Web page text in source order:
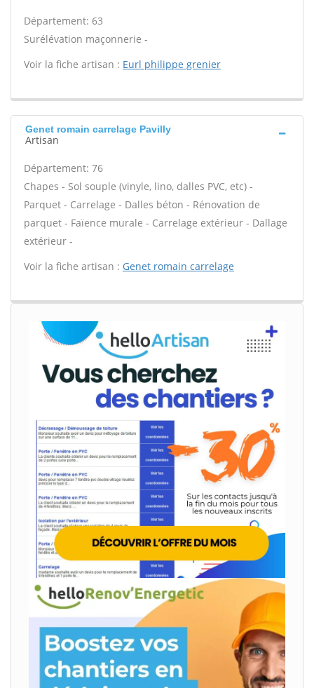
Département: 63
Surélévation maçonnerie -
Voir la fiche artisan : Eurl philippe grenier
Genet romain carrelage Pavilly
Artisan
Département: 76
Chapes - Sol souple (vinyle, lino, dalles PVC, etc) -
Parquet - Carrelage - Dalles béton - Rénovation de
parquet - Faïence murale - Carrelage extérieur - Dallage
extérieur -
Voir la fiche artisan : Genet romain carrelage